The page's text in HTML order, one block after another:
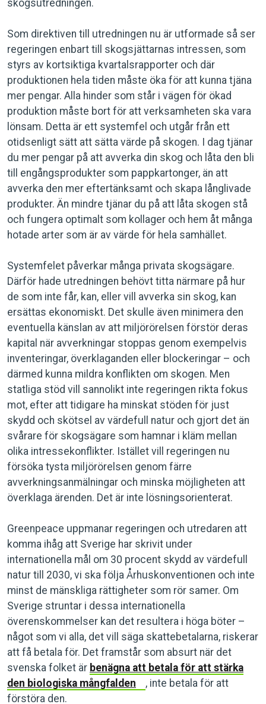
skogsutredningen.
Som direktiven till utredningen nu är utformade så ser
regeringen enbart till skogsjättarnas intressen, som
styrs av kortsiktiga kvartalsrapporter och där
produktionen hela tiden måste öka för att kunna tjäna
mer pengar. Alla hinder som står i vägen för ökad
produktion måste bort för att verksamheten ska vara
lönsam. Detta är ett systemfel och utgår från ett
otidsenligt sätt att sätta värde på skogen. I dag tjänar
du mer pengar på att avverka din skog och låta den bli
till engångsprodukter som pappkartonger, än att
avverka den mer eftertänksamt och skapa långlivade
produkter. Än mindre tjänar du på att låta skogen stå
och fungera optimalt som kollager och hem åt många
hotade arter som är av värde för hela samhället.
Systemfelet påverkar många privata skogsägare.
Därför hade utredningen behövt titta närmare på hur
de som inte får, kan, eller vill avverka sin skog, kan
ersättas ekonomiskt. Det skulle även minimera den
eventuella känslan av att miljörörelsen förstör deras
kapital när avverkningar stoppas genom exempelvis
inventeringar, överklaganden eller blockeringar – och
därmed kunna mildra konflikten om skogen. Men
statliga stöd vill sannolikt inte regeringen rikta fokus
mot, efter att tidigare ha minskat stöden för just
skydd och skötsel av värdefull natur och gjort det än
svårare för skogsägare som hamnar i kläm mellan
olika intressekonflikter. Istället vill regeringen nu
försöka tysta miljörörelsen genom färre
avverkningsanmälningar och minska möjligheten att
överklaga ärenden. Det är inte lösningsorienterat.
Greenpeace uppmanar regeringen och utredaren att
komma ihåg att Sverige har skrivit under
internationella mål om 30 procent skydd av värdefull
natur till 2030, vi ska följa Århuskonventionen och inte
minst de mänskliga rättigheter som rör samer. Om
Sverige struntar i dessa internationella
överenskommelser kan det resultera i höga böter –
något som vi alla, det vill säga skattebetalarna, riskerar
att få betala för. Det framstår som absurt när det
svenska folket är benägna att betala för att stärka
den biologiska mångfalden
, inte betala för att
förstöra den.